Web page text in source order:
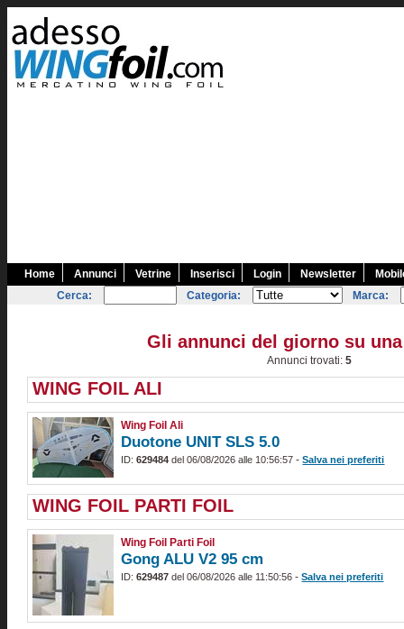
Home Annunci Vetrine Inserisci Login Newsletter
Cerca:
Categoria: Marca:
Gli annunci del giorno su
Annunci trovati: 5
WING FOIL ALI
Wing Foil Ali
Duotone UNIT SLS 5.0
ID:629484 del 06/08/2026 alle 10:56:57 -Salva nei preferiti
WING FOIL PARTI FOIL
Wing Foil Parti Foil
Gong ALU V2 95 cm
ID:629487 del 06/08/2026 alle 11:50:56 -Salva nei preferiti